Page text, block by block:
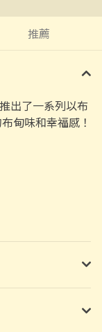
推薦
出了一系列以布
甸味和幸福感！